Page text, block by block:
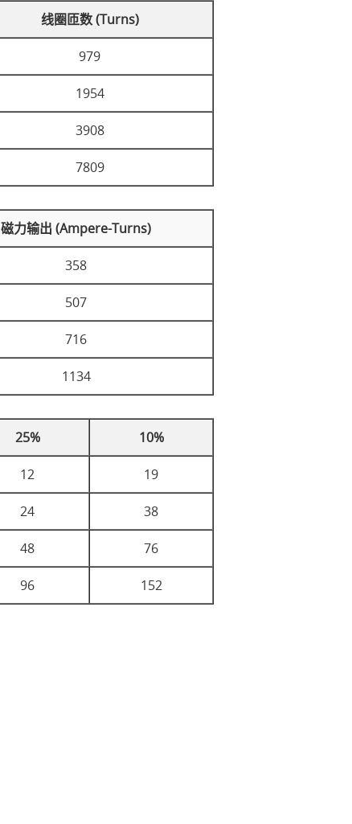
线圈匝数 (Turns)
979
1954
3908
7809
磁力输出 (Ampere-Turns)
358
507
716
1134
25% 10%
12 19
24 38
48 76
96 152